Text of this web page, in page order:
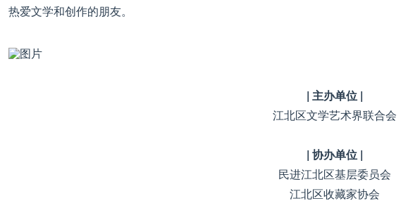
热爱文学和创作的朋友。
| 主办单位 |
江北区文学艺术界联合会
| 协办单位 |
民进江北区基层委员会
江北区收藏家协会